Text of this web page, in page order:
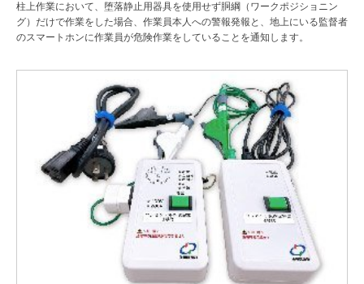
柱上作業において、堕落静止用器具を使用せず胴綱（ワークポジショニン
グ）だけで作業をした場合、作業員本人への警報発報と、地上にいる監督者
のスマートホンに作業員が危険作業をしていることを通知します。